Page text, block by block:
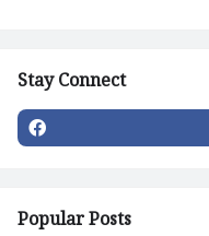
Stay Connect
Popular Posts